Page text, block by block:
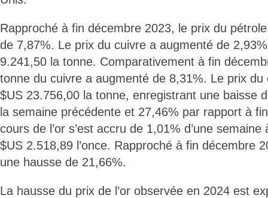
Rapproché à fin décembre 2023, le prix du
de 7,87%. Le prix du cuivre a augmenté de
9.241,50 la tonne. Comparativement à fin
tonne du cuivre a augmenté de 8,31%. Le prix du
$US 23.756,00 la tonne, enregistrant une baisse
la semaine précédente et 27,46% par rapport à
cours de l’or s’est accru de 1,01% d’une semaine
$US 2.518,89 l’once. Rapproché à fin décembre
une hausse de 21,66%.
La hausse du prix de l’or observée en 2024 est